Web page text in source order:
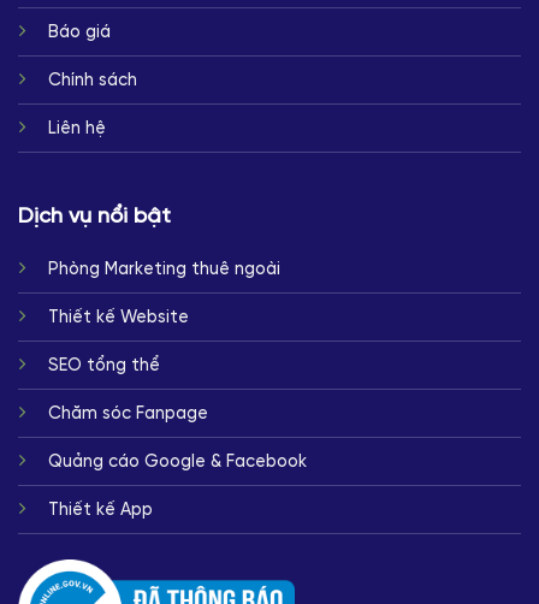
Báo giá
Chính sách
Liên hệ
Dịch vụ nổi bật
Phòng Marketing thuê ngoài
Thiết kế Website
SEO tổng thể
Chăm sóc Fanpage
Quảng cáo Google & Facebook
Thiết kế App